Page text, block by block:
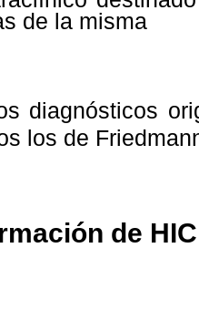
de la misma
diagnósticos
los de
de HIC